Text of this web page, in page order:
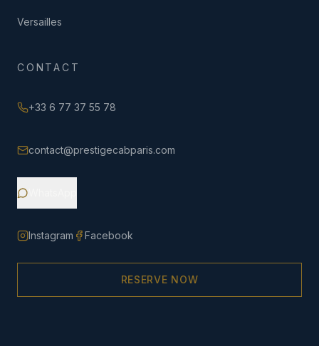
Versailles
CONTACT
+33 6 77 37 55 78
contact@prestigecabparis.com
Instagram Facebook
RESERVE NOW